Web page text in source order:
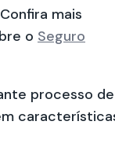
mais
o Seguro